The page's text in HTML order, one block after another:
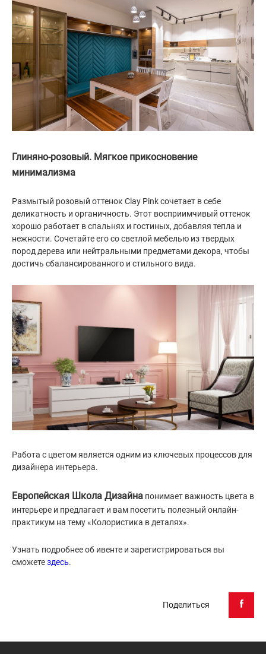
Глиняно-розовый. Мягкое прикосновение
минимализма
Размытый розовый оттенок Clay Pink сочетает в себе
деликатность и органичность. Этот восприимчивый оттенок
хорошо работает в спальнях и гостиных, добавляя тепла и
нежности. Сочетайте его со светлой мебелью из твердых
пород дерева или нейтральными предметами декора, чтобы
достичь сбалансированного и стильного вида.
Работа с цветом является одним из ключевых процессов для
дизайнера интерьера.
Европейская Школа Дизайна понимает важность цвета в
интерьере и предлагает и вам посетить полезный онлайн-
практикум на тему «Колористика в деталях».
Узнать подробнее об ивенте и зарегистрироваться вы
сможетездесь.
Поделиться